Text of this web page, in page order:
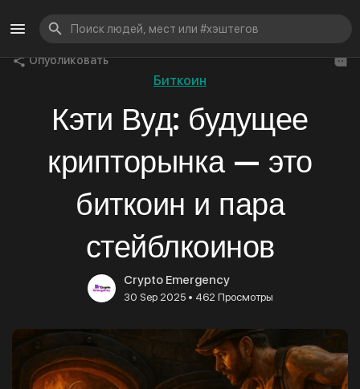
Опубликовать
Биткоин
Кэти Вуд: будущее
крипторынка — это
биткоин и пара
стейблкоинов
Crypto Emergency
30 Sep 2025• 462 Просмотры